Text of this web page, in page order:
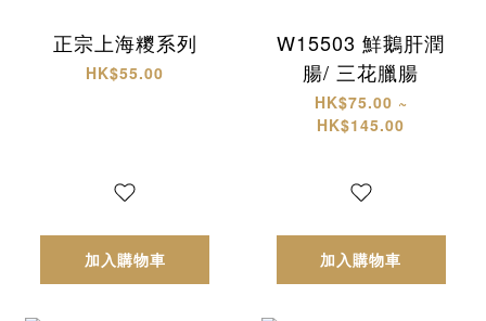
正宗上海糭系列
HK$55.00
加入購物車
W15503 鮮鵝肝潤
腸/ 三花臘腸
HK$75.00 ~
HK$145.00
加入購物車